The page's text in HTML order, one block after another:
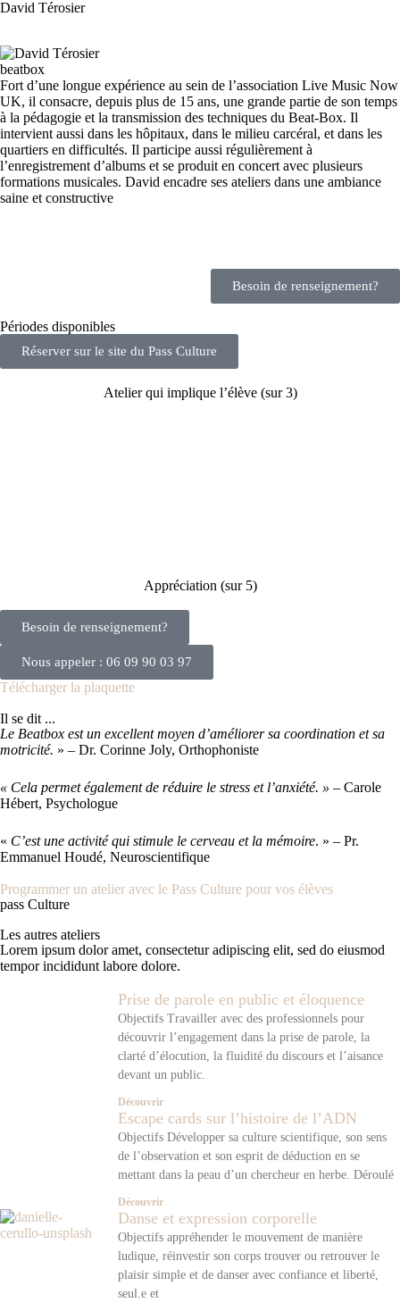
David Térosier
Fort d’une longue expérience au sein de l’association Live Music Now
UK, il consacre, depuis plus de 15 ans, une grande partie de son temps
à la pédagogie et la transmission des techniques du Beat-Box. Il
intervient aussi dans les hôpitaux, dans le milieu carcéral, et dans les
quartiers en difficultés. Il participe aussi régulièrement à
l’enregistrement d’albums et se produit en concert avec plusieurs
formations musicales. David encadre ses ateliers dans une ambiance
saine et constructive
Besoin de renseignement?
Périodes disponibles
Réserver sur le site du Pass Culture
Atelier qui implique l’élève (sur 3)
Appréciation (sur 5)
Besoin de renseignement?
Nous appeler : 06 09 90 03 97
Télécharger la plaquette
Il se dit ...
Le Beatbox est un excellent moyen d’améliorer sa coordination et sa
motricité. » – Dr. Corinne Joly, Orthophoniste
« Cela permet également de réduire le stress et l’anxiété. » – Carole
Hébert, Psychologue
« C’est une activité qui stimule le cerveau et la mémoire. » – Pr.
Emmanuel Houdé, Neuroscientifique
Programmer un atelier avec le Pass Culture pour vos élèves
pass Culture
Les autres ateliers
Lorem ipsum dolor amet, consectetur adipiscing elit, sed do eiusmod
tempor incididunt labore dolore.
Prise de parole en public et éloquence
Objectifs Travailler avec des professionnels pour
découvrir l’engagement dans la prise de parole, la
clarté d’élocution, la fluidité du discours et l’aisance
devant un public.
Découvrir
Escape cards sur l’histoire de l’ADN
Objectifs Développer sa culture scientifique, son sens
de l’observation et son esprit de déduction en se
mettant dans la peau d’un chercheur en herbe. Déroulé
Découvrir
Danse et expression corporelle
Objectifs appréhender le mouvement de manière
ludique, réinvestir son corps trouver ou retrouver le
plaisir simple et de danser avec confiance et liberté,
seul.e et